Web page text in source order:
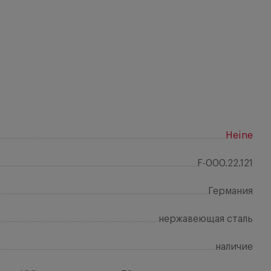
Heine
F-000.22.121
Германия
нержавеющая сталь
наличие